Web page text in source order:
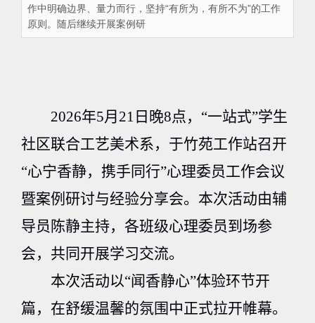
作中明确边界、量力而行，坚持“有所为，有所不为”的工作
原则。随后继续开展案例研
2026年5月 21 日晚8点，“一站式”学生
社区联合工艺美术系，于竹苑工作站召开
“心宁香静，携手同行”心理委员工作会议
暨案例研讨与经验分享会。本次活动由辅
导员陈静主持，各班级心理委员到场参
会，共同开展学习交流。
本次活动以“闻香静心”体验环节开
篇，在舒缓温馨的氛围中正式拉开帷幕。